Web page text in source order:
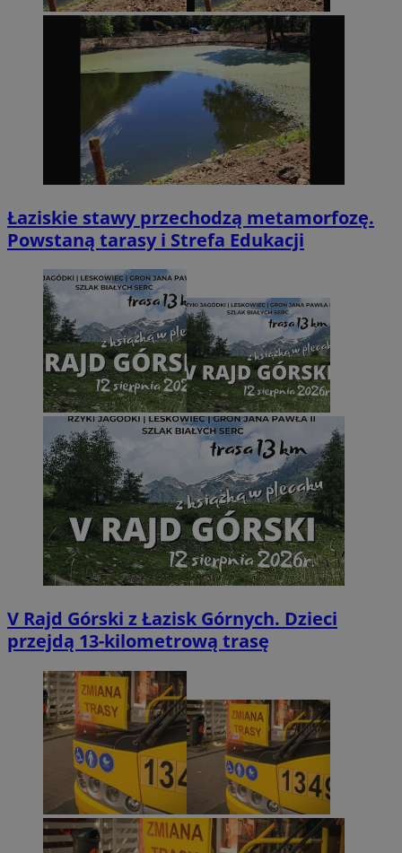
Łaziskie stawy przechodzą metamorfozę.
Powstaną tarasy i Strefa Edukacji
V Rajd Górski z Łazisk Górnych. Dzieci
przejdą 13-kilometrową trasę